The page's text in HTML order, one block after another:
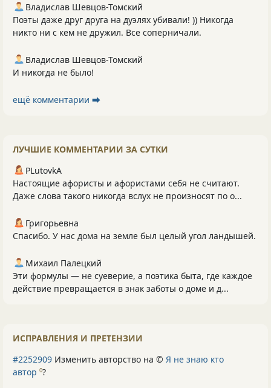
Владислав Шевцов-Томский
Поэты даже друг друга на дуэлях убивали! )) Никогда
никто ни с кем не дружил. Все соперничали.
Владислав Шевцов-Томский
И никогда не было!
ещё комментарии ⮕
ЛУЧШИЕ КОММЕНТАРИИ ЗА СУТКИ
PLutоvkА
Настоящие афористы и афористами себя не считают.
Даже слова такого никогда вслух не произносят по о...
Григорьевна
Спасибо. У нас дома на земле был целый угол ландышей.
Михаил Палецкий
Эти формулы — не суеверие, а поэтика быта, где каждое
действие превращается в знак заботы о доме и д...
ИСПРАВЛЕНИЯ И ПРЕТЕНЗИИ
#2252909 Изменить авторство на © Я не знаю кто
автор 0?